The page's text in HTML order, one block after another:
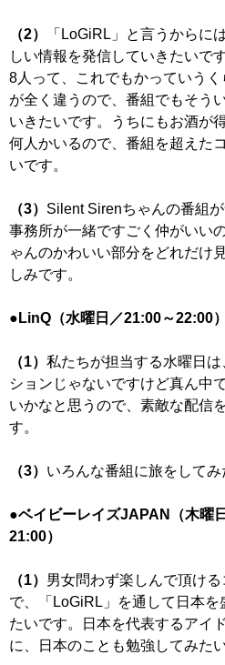
（2）
「LoGiRL」と言うからに
しい情報を発信していきたいで
8人って、これでもかっていう
が全く違うので、番組でもそう
いきたいです。うちにもお酒が
何人かいるので、番組を超えた
いです。
（3） Silent Sirenちゃんの番組が
事務所が一緒ですごく仲がいい
ゃんのかわいい部分をどれだけ
しみです。
●LinQ（水曜日／21:00～22:00）
（1） 私たちが担当する水曜日
ションじゃないですけど真ん中
いかなと思うので、素敵な配信
す。
（3） いろんな番組に旅をしてみ
●ベイビーレイズJAPAN（木曜
21:00）
（1） 男女問わず楽しんで頂け
で、「LoGiRL」を通して日本を
たいです。日本を代表するアイ
に、日本のことも勉強してみた